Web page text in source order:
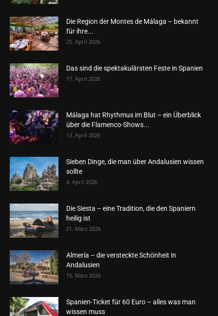
Die Region der Montes de Málaga – bekannt
für ihre...
25. April 2026
Das sind die spektakulärsten Feste in Spanien
17. April 2026
Málaga hat Rhythmus im Blut – ein Überblick
über die Flamenco-Shows...
13. April 2026
Sieben Dinge, die man über Andalusien wissen
sollte
4. April 2026
Die Siesta – eine Tradition, die den Spaniern
heilig ist
21. März 2026
Almería – die versteckte Schönheit in
Andalusien
15. März 2026
Spanien-Ticket für 60 Euro – alles was man
wissen muss